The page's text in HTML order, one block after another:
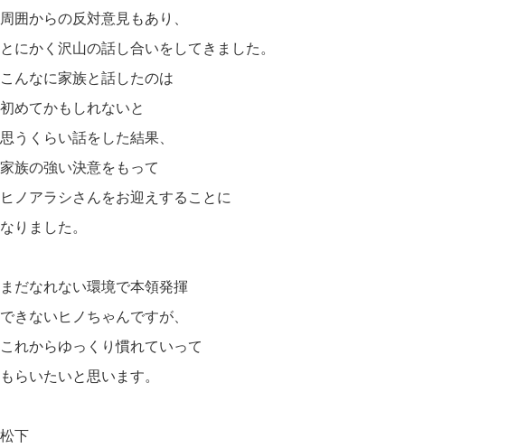
周囲からの反対意見もあり、
とにかく沢山の話し合いをしてきました。
こんなに家族と話したのは
初めてかもしれないと
思うくらい話をした結果、
家族の強い決意をもって
ヒノアラシさんをお迎えすることに
なりました。
まだなれない環境で本領発揮
できないヒノちゃんですが、
これからゆっくり慣れていって
もらいたいと思います。
松下